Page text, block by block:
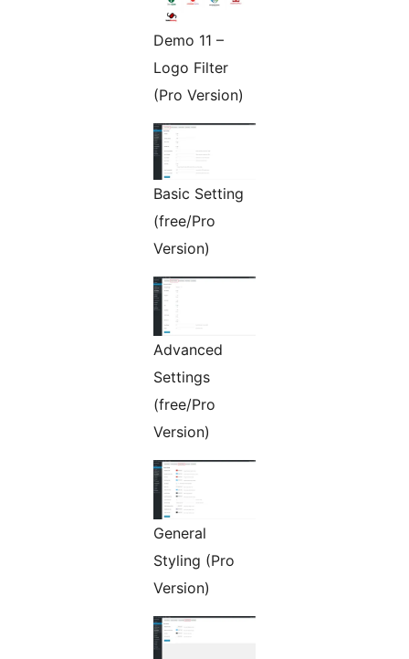
Demo 11 –
Logo Filter
(Pro Version)
Basic Setting
(free/Pro
Version)
Advanced
Settings
(free/Pro
Version)
General
Styling (Pro
Version)